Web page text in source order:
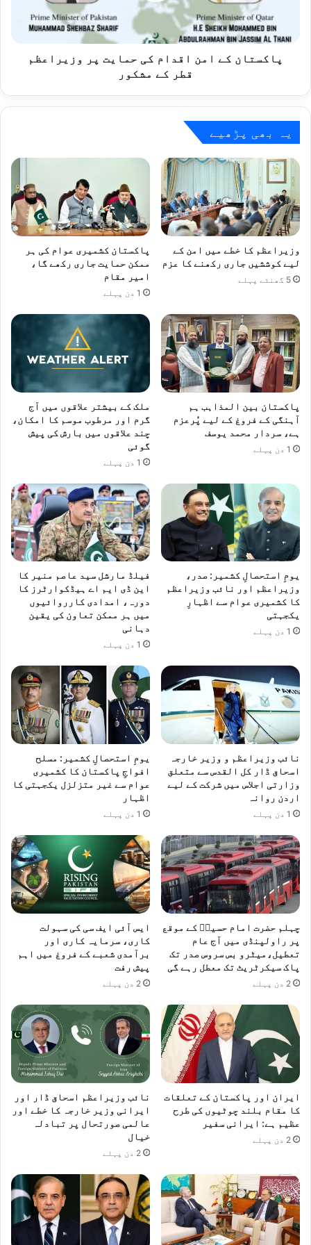
وزیراعظم
قطر
پاکستان کے امن اقدام کی حمایت پر وزیراعظم
قطر کے مشکور
یہ بھی پڑھیے
وزیراعظم کا خطے میں امن کے
لیے کوششیں جاری رکھنے کا عزم
5 گھنٹے پہلے
پاکستان کشمیری عوام کی ہر
ممکن حمایت جاری رکھے گا،
امیر مقام
1 دن پہلے
پاکستان بین المذاہب ہم
آہنگی کے فروغ کے لیے پُرعزم
ہے، سردار محمد یوسف
1 دن پہلے
ملک کے بیشتر علاقوں میں آج
گرم اور مرطوب موسم کا امکان،
چند علاقوں میں بارش کی پیش
گوئی
1 دن پہلے
یومِ استحصالِ کشمیر: صدر،
وزیراعظم اور نائب وزیراعظم
کا کشمیری عوام سے اظہارِ
یکجہتی
1 دن پہلے
فیلڈ مارشل سید عاصم منیر کا
این ڈی ایم اے ہیڈکوارٹرز کا
دورہ، امدادی کارروائیوں
میں ہر ممکن تعاون کی یقین
دہانی
1 دن پہلے
نائب وزیراعظم و وزیر خارجہ
اسحاق ڈار کل القدس سے متعلق
وزارتی اجلاس میں شرکت کے لیے
اردن روانہ
1 دن پہلے
یومِ استحصالِ کشمیر: مسلح
افواجِ پاکستان کا کشمیری
عوام سے غیر متزلزل یکجہتی کا
اظہار
1 دن پہلے
چہلم حضرت امام حسینؓ کے موقع
پر راولپنڈی میں آج عام
تعطیل،میٹرو بس سروس صدر تک
پاک سیکرٹریٹ تک معطل رہے گی
2 دن پہلے
ایس آئی ایف سی کی سہولت
کاری، سرمایہ کاری اور
برآمدی شعبے کے فروغ میں اہم
پیش رفت
2 دن پہلے
ایران اور پاکستان کے تعلقات
کا مقام بلند چوٹیوں کی طرح
عظیم ہے: ایرانی سفیر
2 دن پہلے
نائب وزیراعظم اسحاق ڈار اور
ایرانی وزیر خارجہ کا خطے اور
عالمی صورتحال پر تبادلہ
خیال
2 دن پہلے